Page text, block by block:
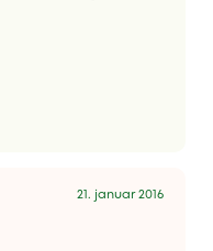
21. januar 2016